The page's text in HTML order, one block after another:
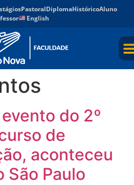
PastoralDiplomaHistóricoAluno
English
do 2º
de
aconteceu
São Paulo